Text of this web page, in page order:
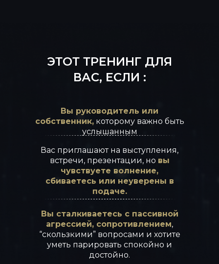
ЭТОТ ТРЕНИНГ ДЛЯ
ВАС, ЕСЛИ :
Вы руководитель или
собственник,которому важно быть
услышанным
Вас приглашают на выступления,
встречи, презентации, но вы
чувствуете волнение,
сбиваетесь или неуверены в
подаче.
Вы сталкиваетесь с пассивной
агрессией, сопротивлением,
“скользкими” вопросами и хотите
уметь парировать спокойно и
достойно.
ЦЕЛИ ТРЕНИНГА
Дать инструменты
“чтения” различных
психотипов людей как в